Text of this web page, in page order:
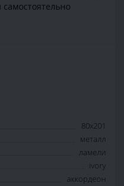
самостоятельно
80х201
металл
ламели
ivory
аккордеон